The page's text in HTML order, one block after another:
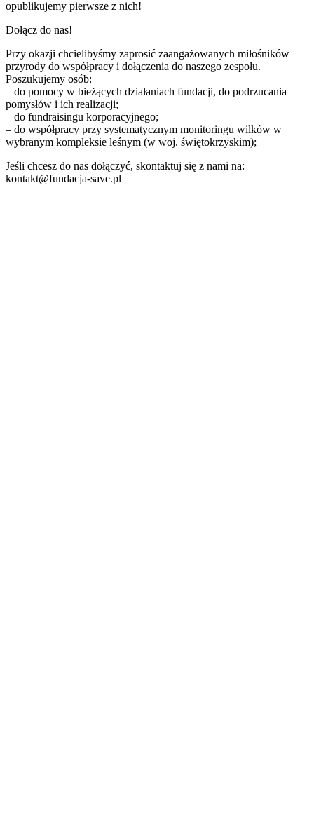
opublikujemy pierwsze z nich!
Dołącz do nas!
Przy okazji chcielibyśmy zaprosić zaangażowanych miłośników
przyrody do współpracy i dołączenia do naszego zespołu.
Poszukujemy osób:
– do pomocy w bieżących działaniach fundacji, do podrzucania
pomysłów i ich realizacji;
– do fundraisingu korporacyjnego;
– do współpracy przy systematycznym monitoringu wilków w
wybranym kompleksie leśnym (w woj. świętokrzyskim);
Jeśli chcesz do nas dołączyć, skontaktuj się z nami na:
kontakt@fundacja-save.pl